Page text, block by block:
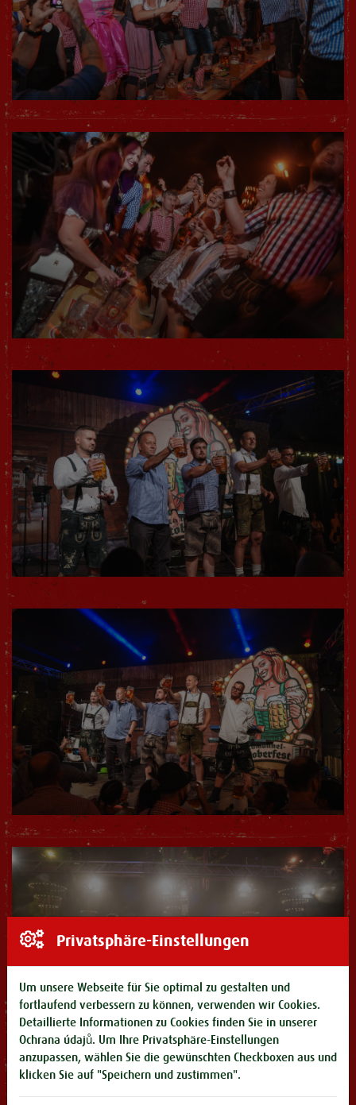
Privatsphäre-Einstellungen
Um unsere Webseite für Sie optimal zu gestalten und
fortlaufend verbessern zu können, verwenden wir Cookies.
Detaillierte Informationen zu Cookies finden Sie in unserer
Ochrana údajů. Um Ihre Privatsphäre-Einstellungen
anzupassen, wählen Sie die gewünschten Checkboxen aus und
klicken Sie auf "Speichern und zustimmen".